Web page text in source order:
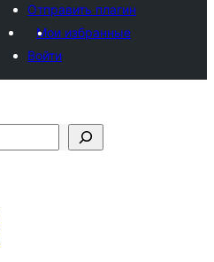
Отправить плагин
Мои избранные
Войти